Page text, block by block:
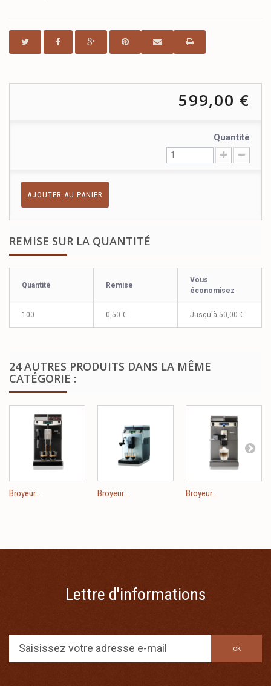
599,00 €
Quantité
AJOUTER AU PANIER
REMISE SUR LA QUANTITÉ
Quantité Remise
Vous
économisez
100 0,50 € Jusqu'à 50,00 €
24 AUTRES PRODUITS DANS LA MÊME
CATÉGORIE :
Broyeur... Broyeur... Broyeur...
Lettre d'informations
ok